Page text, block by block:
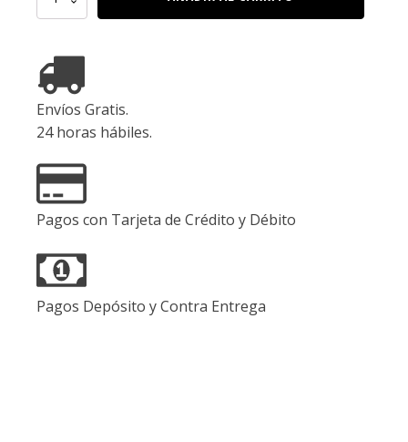
DONNA
ROMA
CORAL
FANTASY
EDP
100
cantidad
Envíos Gratis.
24 horas hábiles.
Pagos con Tarjeta de Crédito y Débito
Pagos Depósito y Contra Entrega